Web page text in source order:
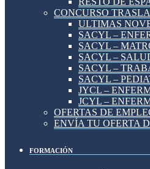
CONCURSO
ULTIMAS
SACYL –
SACYL –
SACYL –
SACYL –
SACYL –
JYCL –
JCYL –
OFERTAS DE
ENVÍA TU OFERTA
FORMACIÓN